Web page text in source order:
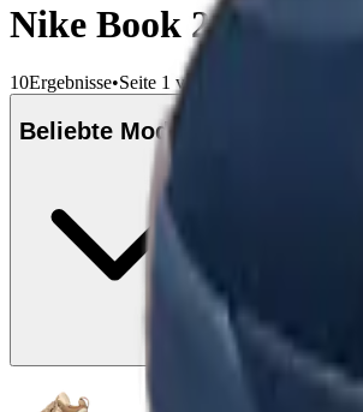
Nike Book 2
10Ergebnisse•Seite 1 von 1
Beliebte Modelle